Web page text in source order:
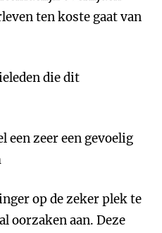
ten koste gaat van
die dit
een zeer een gevoelig
op de zeker plek te
oorzaken aan. Deze